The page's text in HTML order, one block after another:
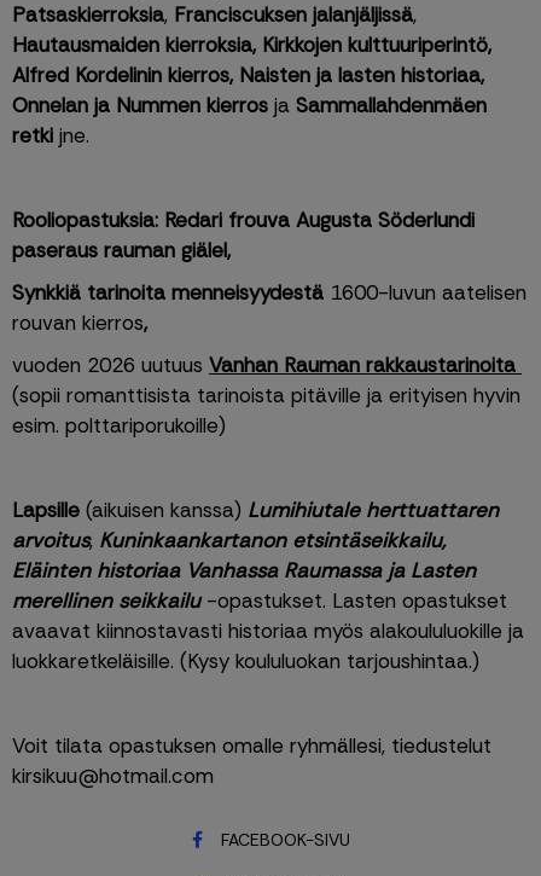
Patsaskierroksia, Franciscuksen jalanjäljissä
Hautausmaiden kierroksia, Kirkkojen kulttuuriperintö,
Alfred Kordelinin kierros, Naisten ja lasten historiaa,
Onnelan ja Nummen kierros ja Sammallahdenmäen
retki jne.
Rooliopastuksia: Redari frouva Augusta Söderlundi
paseraus rauman giälel,
Synkkiä tarinoita menneisyydestä 1600-luvun aatelisen
rouvan kierros,
vuoden 2026 uutuus Vanhan Rauman rakkaustarinoita
(sopii romanttisista tarinoista pitäville ja erityisen hyvin
esim. polttariporukoille)
Lapsille (aikuisen kanssa) Lumihiutale herttuattaren
arvoitus, Kuninkaankartanon etsintäseikkailu,
Eläinten historiaa Vanhassa Raumassa ja Lasten
merellinen seikkailu -opastukset. Lasten opastukset
avaavat kiinnostavasti historiaa myös alakoululuokille ja
luokkaretkeläisille. (Kysy koululuokan tarjoushintaa.)
Voit tilata opastuksen omalle ryhmällesi, tiedustelut
kirsikuu@hotmail.com
FACEBOOK-SIVU